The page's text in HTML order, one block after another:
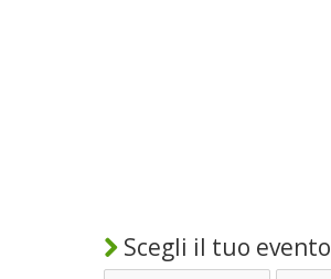
Scegli il tuo evento